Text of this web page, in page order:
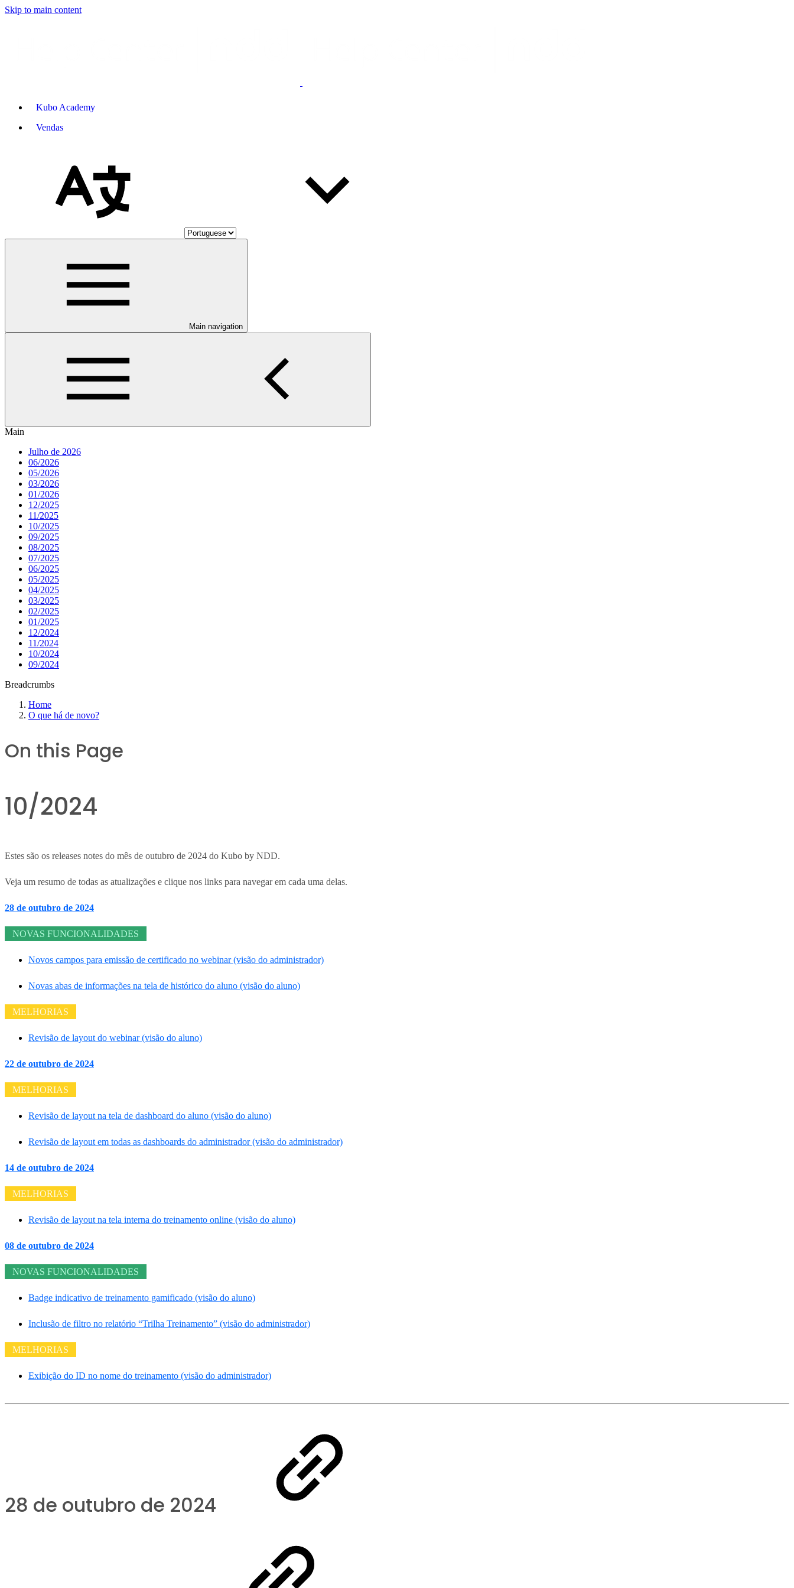
Skip to main content
Kubo Academy
Vendas
Main navigation
Main
Julho de 2026
06/2026
05/2026
03/2026
01/2026
12/2025
11/2025
10/2025
09/2025
08/2025
07/2025
06/2025
05/2025
04/2025
03/2025
02/2025
01/2025
12/2024
11/2024
10/2024
09/2024
Breadcrumbs
Home
O que há de novo?
On this Page
10/2024
Estes são os releases notes do mês de outubro de 2024 do Kubo by NDD.
Veja um resumo de todas as atualizações e clique nos links para navegar em cada uma delas.
28 de outubro de 2024
NOVAS FUNCIONALIDADES
Novos campos para emissão de certificado no webinar (visão do administrador)
Novas abas de informações na tela de histórico do aluno (visão do aluno)
MELHORIAS
Revisão de layout do webinar (visão do aluno)
22 de outubro de 2024
MELHORIAS
Revisão de layout na tela de dashboard do aluno (visão do aluno)
Revisão de layout em todas as dashboards do administrador (visão do administrador)
14 de outubro de 2024
MELHORIAS
Revisão de layout na tela interna do treinamento online (visão do aluno)
08 de outubro de 2024
NOVAS FUNCIONALIDADES
Badge indicativo de treinamento gamificado (visão do aluno)
Inclusão de filtro no relatório “Trilha Treinamento” (visão do administrador)
MELHORIAS
Exibição do ID no nome do treinamento (visão do administrador)
28 de outubro de 2024